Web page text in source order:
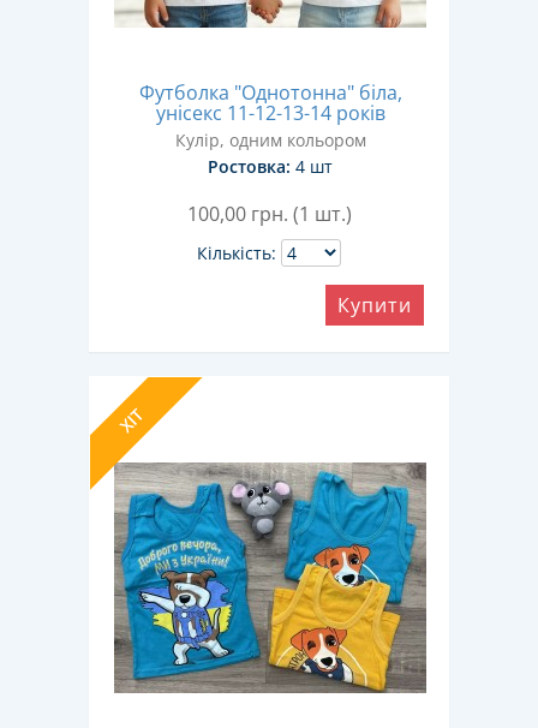
Футболка "Однотонна" біла,
унісекс 11-12-13-14 років
Кулір, одним кольором
Ростовка: 4 шт
100,00 грн. (1 шт.)
Кількість:
Купити
ХІТ